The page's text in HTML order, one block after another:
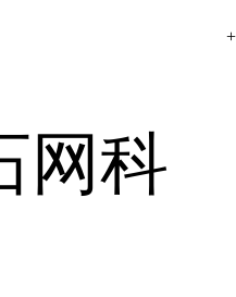
网科